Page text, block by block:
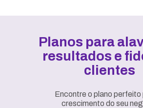
Planos para
resultados e
clientes
Encontre o plano perfeito
crescimento do seu